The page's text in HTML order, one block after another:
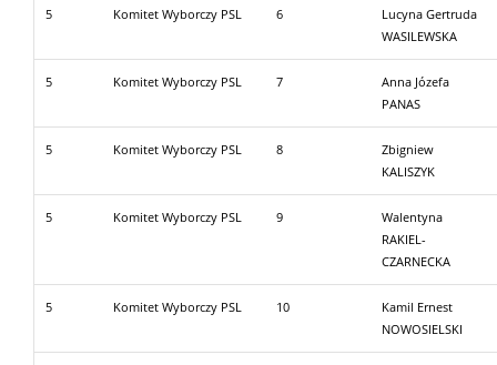
5 Komitet Wyborczy PSL 6
Lucyna Gertruda
WASILEWSKA
5 Komitet Wyborczy PSL 7
Anna Józefa
PANAS
5 Komitet Wyborczy PSL 8
Zbigniew
KALISZYK
5 Komitet Wyborczy PSL 9
Walentyna
RAKIEL-
CZARNECKA
5 Komitet Wyborczy PSL 10
Kamil Ernest
NOWOSIELSKI